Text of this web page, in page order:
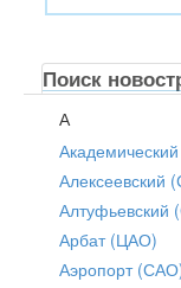
Поиск
А
Алексеевский
Алтуфьевский
Арбат (ЦАО)
Аэропорт